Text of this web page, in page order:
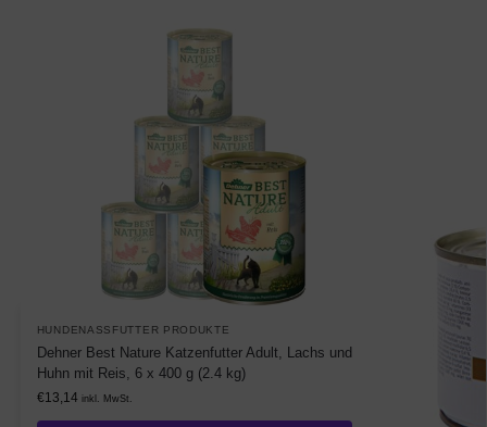
HUNDENASSFUTTER PRODUKTE
Dehner Best Nature Katzenfutter Adult, Lachs und
Huhn mit Reis, 6 x 400 g (2.4 kg)
€13,14 inkl. MwSt.